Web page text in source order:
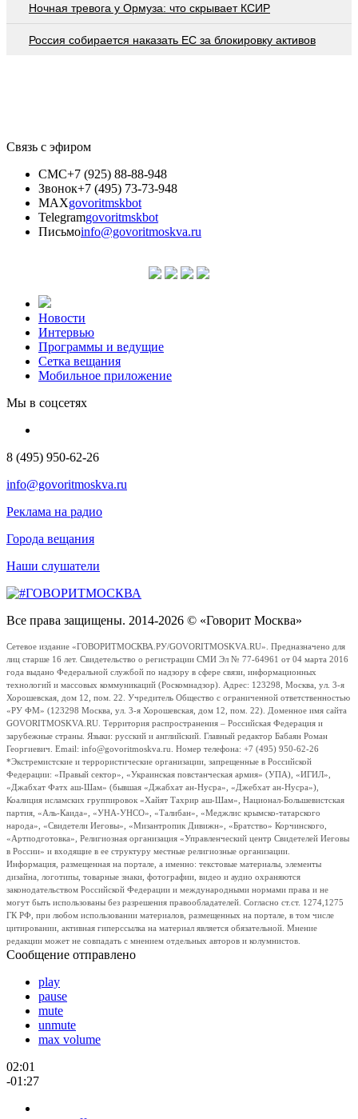
Ночная тревога у Ормуза: что скрывает КСИР
Россия собирается наказать EC за блокировку активов
Связь с эфиром
СМС+7 (925) 88-88-948
Звонок+7 (495) 73-73-948
MAXgovoritmskbot
Telegramgovoritmskbot
Письмоinfo@govoritmoskva.ru
Новости
Интервью
Программы и ведущие
Сетка вещания
Мобильное приложение
Мы в соцсетях
8 (495) 950-62-26
info@govoritmoskva.ru
Реклама на радио
Города вещания
Наши слушатели
Все права защищены. 2014-2026 © «Говорит Москва»
Сетевое издание «ГОВОРИТМОСКВА.РУ/GOVORITMOSKVA.RU». Предназначено для
лиц старше 16 лет. Свидетельство о регистрации СМИ Эл № 77-64961 от 04 марта 2016
года выдано Федеральной службой по надзору в сфере связи, информационных
технологий и массовых коммуникаций (Роскомнадзор). Адрес: 123298, Москва, ул. 3-я
Хорошевская, дом 12, пом. 22. Учредитель Общество с ограниченной ответственностью
«РУ ФМ» (123298 Москва, ул. 3-я Хорошевская, дом 12, пом. 22). Доменное имя сайта
GOVORITMOSKVA.RU. Территория распространения – Российская Федерация и
зарубежные страны. Языки: русский и английский. Главный редактор Бабаян Роман
Георгиевич. Email: info@govoritmoskva.ru. Номер телефона: +7 (495) 950-62-26
*Экстремистские и террористические организации, запрещенные в Российской
Федерации: «Правый сектор», «Украинская повстанческая армия» (УПА), «ИГИЛ»,
«Джабхат Фатх аш-Шам» (бывшая «Джабхат ан-Нусра», «Джебхат ан-Нусра»),
Коалиция исламских группировок «Хайят Тахрир аш-Шам», Национал-Большевистская
партия, «Аль-Каида», «УНА-УНСО», «Талибан», «Меджлис крымско-татарского
народа», «Свидетели Иеговы», «Мизантропик Дивижн», «Братство» Корчинского,
«Артподготовка», Религиозная организация «Управленческий центр Свидетелей Иеговы
в России» и входящие в ее структуру местные религиозные организации.
Информация, размещенная на портале, а именно: текстовые материалы, элементы
дизайна, логотипы, товарные знаки, фотографии, видео и аудио охраняются
законодательством Российской Федерации и международными нормами права и не
могут быть использованы без разрешения правообладателей. Согласно ст.ст. 1274,1275
ГК РФ, при любом использовании материалов, размещенных на портале, в том числе
цитировании, активная гиперссылка на материал является обязательной. Мнение
редакции может не совпадать с мнением отдельных авторов и колумнистов.
Сообщение отправлено
play
pause
mute
unmute
max volume
02:01
-01:27